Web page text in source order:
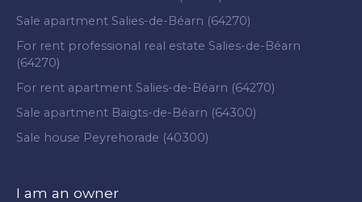
Sale apartment Salies-de-Béarn (64270)
For rent professional real estate Salies-de-Béarn
(64270)
For rent apartment Salies-de-Béarn (64270)
Sale apartment Baigts-de-Béarn (64300)
Sale house Peyrehorade (40300)
I am an owner